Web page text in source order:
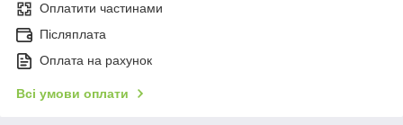
Оплатити частинами
Післяплата
Оплата на рахунок
Всі умови оплати